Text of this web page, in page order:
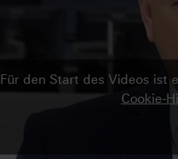
Für den Start des Videos ist
Cookie-